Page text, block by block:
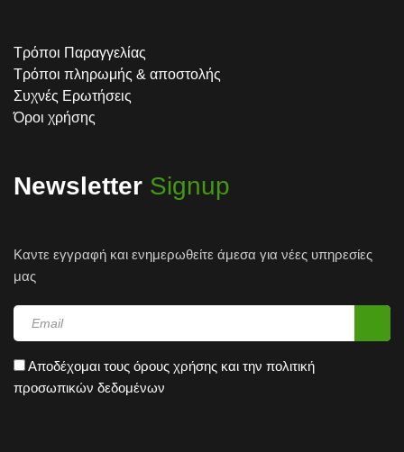
Τρόποι Παραγγελίας
Τρόποι πληρωμής & αποστολής
Συχνές Ερωτήσεις
Όροι χρήσης
Newsletter Signup
Καντε εγγραφή και ενημερωθείτε άμεσα για νέες υπηρεσίες
μας
Αποδέχομαι τους όρους χρήσης και την πολιτική
προσωπικών δεδομένων